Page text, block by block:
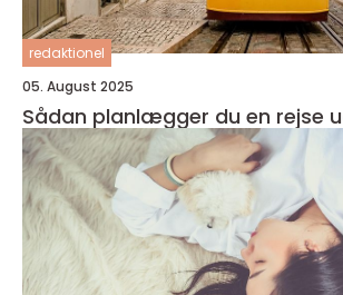
redaktionel
05. August 2025
Sådan planlægger du en rejse